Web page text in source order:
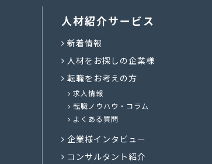
人材紹介サービス
新着情報
人材をお探しの企業様
転職をお考えの方
求人情報
転職ノウハウ・コラム
よくある質問
企業様インタビュー
コンサルタント紹介